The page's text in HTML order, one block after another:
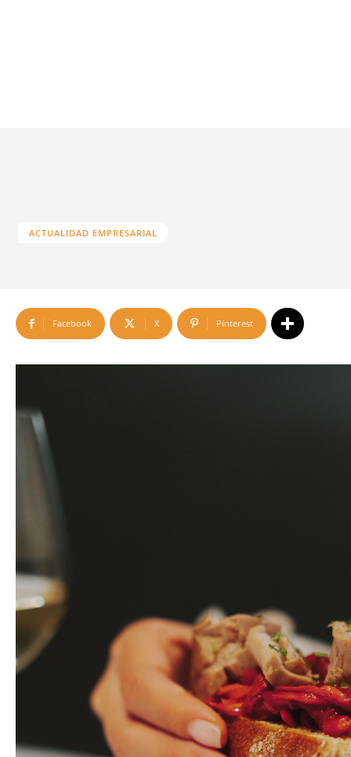
ACTUALIDAD EMPRESARIAL
Facebook X Pinterest